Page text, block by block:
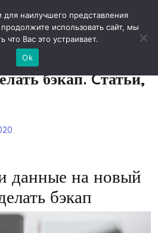
технологий
данные на новый
бэкап. Cтатьи,
данные на новый
бэкап
наилучшего представления
использовать сайт, мы
что Вас это устраивает.
Ok